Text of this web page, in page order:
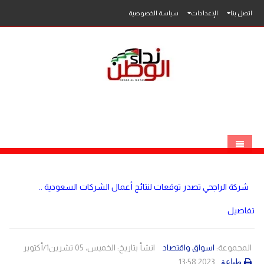
اتصل بنا الإعدادات سياسة الخصوصية
شركة الراجحي تصدر توقعات لنتائج أعمال الشركات السعودية ..
تفاصيل
المجموعة: اسواق واقتصاد
انشأ بتاريخ: الخميس، 05 تشرين1/أكتوير
2023 13:58
طباعة
فلسطين
عربي